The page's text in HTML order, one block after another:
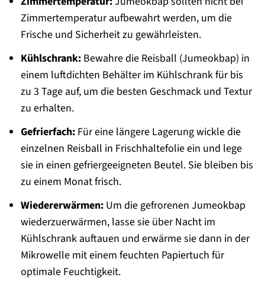
Zimmertemperatur aufbewahrt werden, um die
Frische und Sicherheit zu gewährleisten.
Kühlschrank:Bewahre die Reisball (Jumeokbap) in
einem luftdichten Behälter im Kühlschrank für bis
zu 3 Tage auf, um die besten Geschmack und Textur
zu erhalten.
Gefrierfach:Für eine längere Lagerung wickle die
einzelnen Reisball in Frischhaltefolie ein und lege
sie in einen gefriergeeigneten Beutel. Sie bleiben bis
zu einem Monat frisch.
Wiedererwärmen:Um die gefrorenen Jumeokbap
wiederzuerwärmen, lasse sie über Nacht im
Kühlschrank auftauen und erwärme sie dann in der
Mikrowelle mit einem feuchten Papiertuch für
optimale Feuchtigkeit.